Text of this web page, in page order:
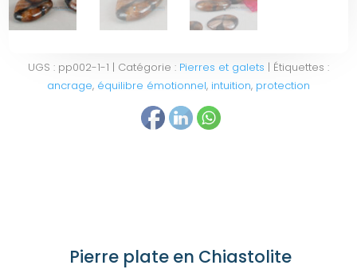
UGS : pp002-1-1 Catégorie : Pierres et galets
Étiquettes :
ancrage, équilibre émotionnel, intuition, protection
Pierre plate en Chiastolite